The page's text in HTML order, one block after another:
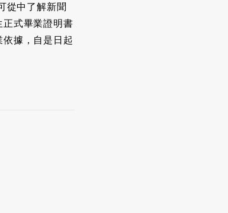
從中了解新聞
正式畢業證明書
據，自是日起